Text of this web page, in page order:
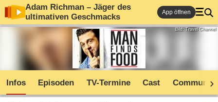
Adam Richman – Jäger des
ultimativen Geschmacks
App öffnen
Bild: Travel Channel
Infos Episoden TV-Termine Cast Community